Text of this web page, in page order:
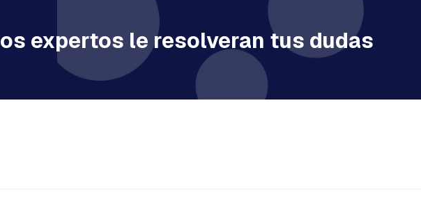
expertos le resolveran tus dudas